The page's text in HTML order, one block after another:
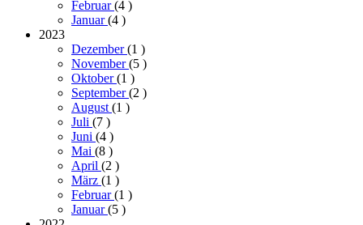
Februar(4 )
Januar(4 )
2023
Dezember(1 )
November(5 )
Oktober(1 )
September(2 )
August (1 )
Juli (7 )
Juni (4 )
Mai (8 )
April (2 )
März (1 )
Februar(1 )
Januar(5 )